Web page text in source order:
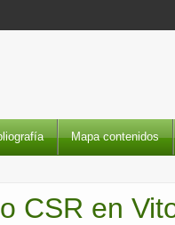
Mapa contenidos
CSR en